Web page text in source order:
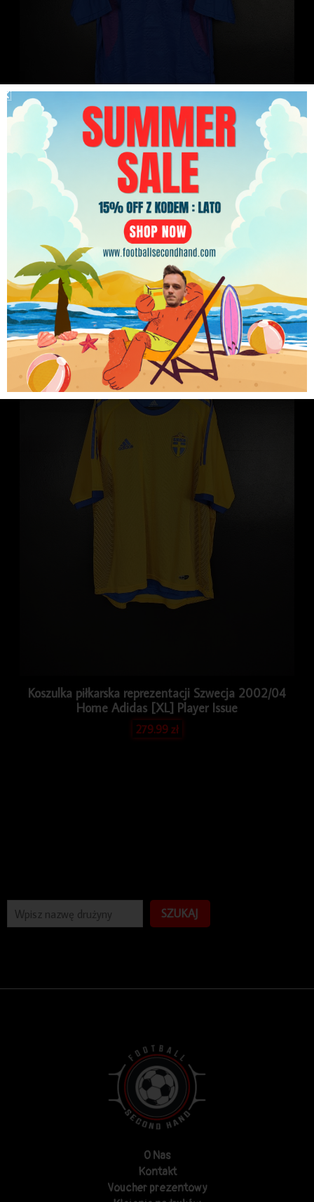
SZUKAJ
Koszulka piłkarska reprezentacji Francja 2002/04
Home Nike [S] Player Issue NEW + Puszka
449.99zł
Koszulka piłkarska reprezentacji Szwecja 2002/04
Home Adidas [XL] Player Issue
279.99zł
O Nas
Kontakt
Voucher prezentowy